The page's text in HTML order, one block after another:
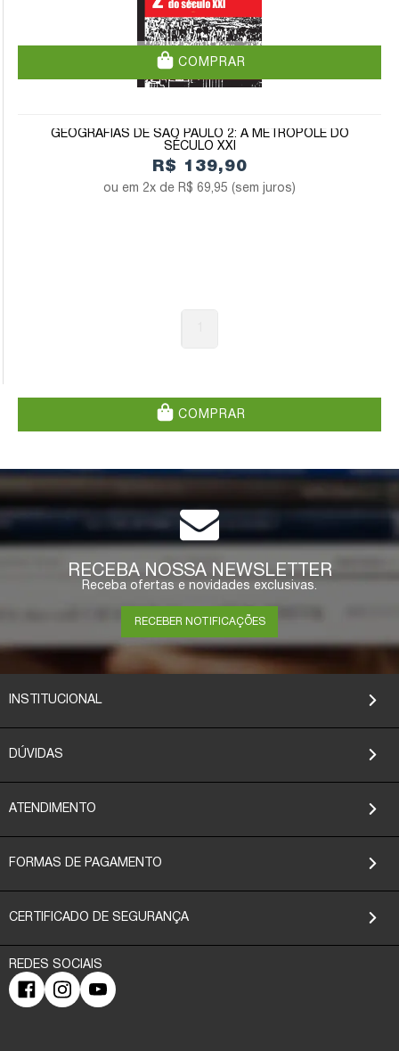
COMPRAR
GEOGRAFIAS DE SÃO PAULO 2: A METRÓPOLE DO
SÉCULO XXI
R$ 139,90
2x de R$ 69,95 (sem juros)
COMPRAR
RECEBA NOSSA NEWSLETTER
Receba ofertas e novidades exclusivas.
RECEBER NOTIFICAÇÕES
INSTITUCIONAL
DÚVIDAS
ATENDIMENTO
FORMAS DE PAGAMENTO
CERTIFICADO DE SEGURANÇA